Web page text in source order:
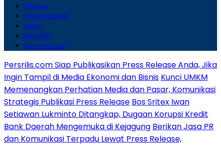
Lifestyle
Entertainment
Video
Pers Rilis
Internasional
Persrilis.com Siap Publikasikan Press Release Anda, Jika
Ingin Tampil di Media Ekonomi dan Bisnis Kunci UMKM
Memenangkan Perhatian Media dan Pasar, Komunikasi
Strategis Publikasi Press Release Bos Sritex Iwan
Setiawan Lukminto Ditangkap, Dugaan Korupsi Kredit
Bank Daerah Mengemuka di Kejagung Berikan Jasa PR
dan Komunikasi Terpadu Lewat Press Release,